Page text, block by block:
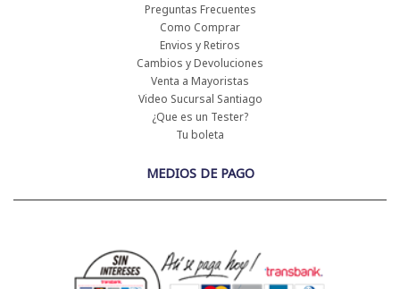
Preguntas Frecuentes
Como Comprar
Envios y Retiros
Cambios y Devoluciones
Venta a Mayoristas
Video Sucursal Santiago
¿Que es un Tester?
Tu boleta
MEDIOS DE PAGO